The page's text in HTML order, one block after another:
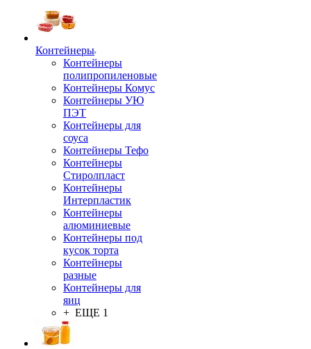
Контейнеры
Контейнеры
полипропиленовые
Контейнеры Комус
Контейнеры УЮ
ПЭТ
Контейнеры для
соуса
Контейнеры Тефо
Контейнеры
Стиролпласт
Контейнеры
Интерпластик
Контейнеры
алюминиевые
Контейнеры под
кусок торта
Контейнеры
разные
Контейнеры для
яиц
+ ЕЩЕ 1